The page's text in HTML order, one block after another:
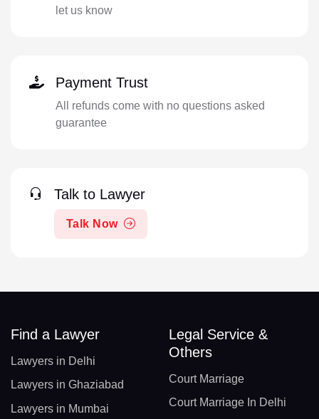
let us know
Payment Trust
All refunds come with no questions asked
guarantee
Talk to Lawyer
Talk Now
Find a Lawyer
Lawyers in Delhi
Lawyers in Ghaziabad
Lawyers in Mumbai
Legal Service &
Others
Court Marriage
Court Marriage In Delhi